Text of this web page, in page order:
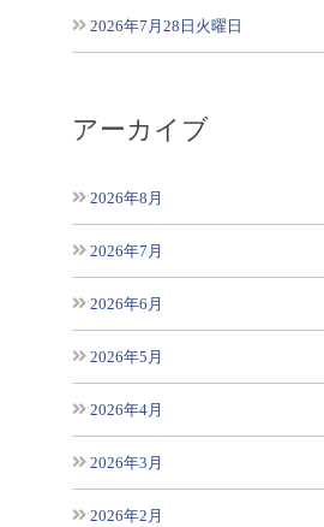
2026年7月28日火曜日
アーカイブ
2026年8月
2026年7月
2026年6月
2026年5月
2026年4月
2026年3月
2026年2月